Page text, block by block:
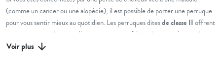
(comme un cancer ou une alopécie), il est possible de porter une perruque
pour vous sentir mieux au quotidien. Les perruques ditesde classe IIoffrent
une apparence très naturelle et sont souvent fabriquées avec des matériaux
de haute qualité, parfois même en cheveux naturels. Elles sont
Voir plus arrow_upward